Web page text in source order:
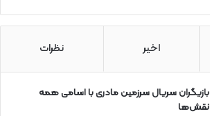
اخیر نظرات
بازیگران سریال سرزمین مادری با اسامی همه
نقش‌ها